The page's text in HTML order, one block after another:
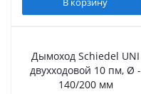
Дымоход Schiedel UNI
двухходовой 10 пм, Ø -
140/200 мм